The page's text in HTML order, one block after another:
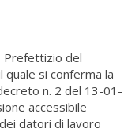
Prefettizio del
quale si conferma la
n. 2 del 13-01-
accessibile
datori di lavoro